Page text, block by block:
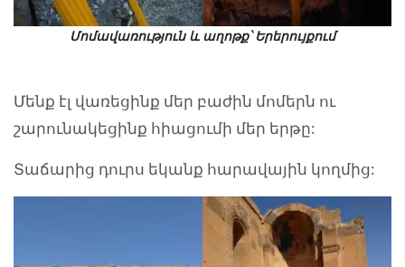
Մոմավառություն և աղոթք՝ Երերույքում
Մենք էլ վառեցինք մեր բաժին մոմերն ու
շարունակեցինք հիացումի մեր երթը:
Տաճարից դուրս եկանք հարավային կողմից: